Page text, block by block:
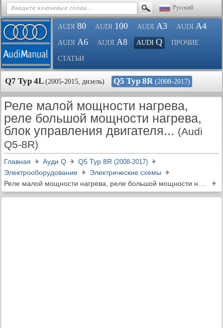
Русский
AUDI 80 AUDI 100 AUDI A3 AUDI A4
AUDI A6 AUDI A8 AUDI Q ПРОЧИЕ
СТАТЬИ
Q7 Typ 4L (2005-2015, дизель) Q5 Typ 8R (2008-2017)
Реле малой мощности нагрева,
реле большой мощности нагрева,
блок управления двигателя... (Audi
Q5-8R)
Главная Ауди Q Q5 Typ 8R (2008-2017)
Электрооборудование
Электрические схемы